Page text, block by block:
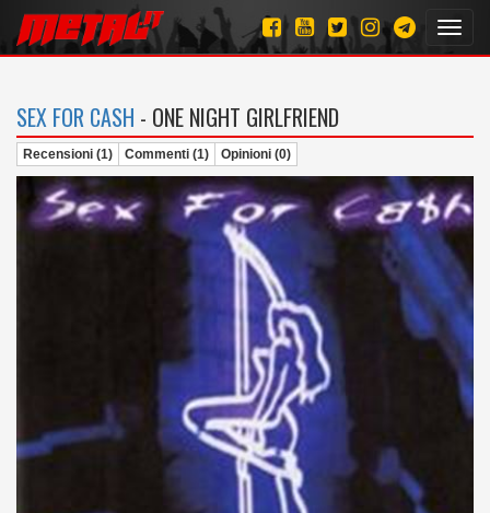
SEX FOR CASH - ONE NIGHT GIRLFRIEND
Recensioni (1) Commenti (1) Opinioni (0)